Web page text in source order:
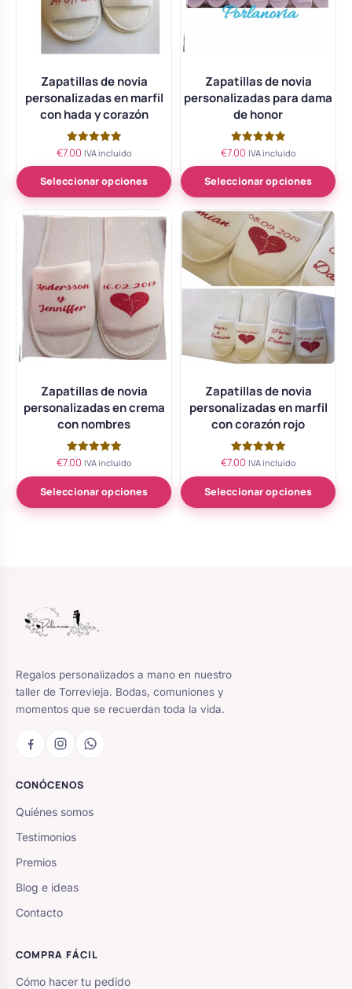
Zapatillas de novia
personalizadas en marfil
con hada y corazón
Valorado
de 5
€7.00 IVA incluido
Seleccionar opciones
Zapatillas de novia
personalizadas para dama
de honor
Valorado
de 5
€7.00 IVA incluido
Seleccionar opciones
Zapatillas de novia
personalizadas en crema
con nombres
Valorado
5.00
de 5
€7.00 IVA incluido
Seleccionar opciones
Zapatillas de novia
personalizadas en marfil
con corazón rojo
Valorado
5.00
de 5
€7.00 IVA incluido
Seleccionar opciones
Regalos personalizados a mano en nuestro
taller de Torrevieja. Bodas, comuniones y
momentos que se recuerdan toda la vida.
CONÓCENOS
Quiénes somos
Testimonios
Premios
Blog e ideas
Contacto
COMPRA FÁCIL
Cómo hacer tu pedido